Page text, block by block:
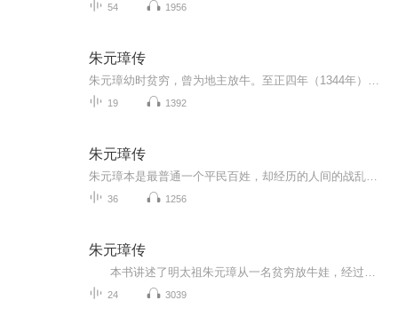
54 1956
朱元璋传
19 1392
朱元璋传
36 1256
朱元璋传
24 3039